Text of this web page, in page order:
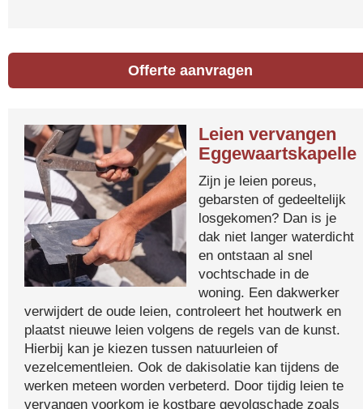
Offerte aanvragen
Leien vervangen
Eggewaartskapelle
Zijn je leien poreus,
gebarsten of gedeeltelijk
losgekomen? Dan is je
dak niet langer waterdicht
en ontstaan al snel
vochtschade in de
woning. Een dakwerker
verwijdert de oude leien, controleert het houtwerk en
plaatst nieuwe leien volgens de regels van de kunst.
Hierbij kan je kiezen tussen natuurleien of
vezelcementleien. Ook de dakisolatie kan tijdens de
werken meteen worden verbeterd. Door tijdig leien te
vervangen voorkom je kostbare gevolgschade zoals